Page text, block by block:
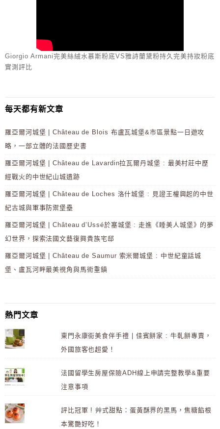
Giorgio Armani完美絲絨水慕斯粉底VS雅詩蘭黛粉持久完美持妝粉底
實測評比
每天都有新文章
羅亞爾河城堡 | Château de Blois 布盧瓦城堡&市區景點一日遊攻
略，一部立體的法國歷史書
羅亞爾河城堡 | Château de Lavardin拉瓦爾丹城堡 : 最美村莊中歷
經戰火的中世紀山城遺跡
羅亞爾河城堡 | Château de Loches 洛什城堡 : 見證王權興起的中世
紀古城與軍事防禦堡壘
羅亞爾河城堡 | Château d’Ussé於塞城堡 : 走進《睡美人城堡》的夢
幻世界，探索法國文藝復興貴族宅邸
羅亞爾河城堡 | Château de Saumur 索米爾城堡 : 中世紀童話城
堡、盧瓦河畔最美視角與馬術重鎮
熱門文章
東門永康街美食伴手禮 | 佳賓餅家 : 牛軋餅專賣，
外國旅客也超愛！
法國留學生房屋保險ADH線上申請完整教學&重要
注意事項
評比冠軍 ! 艸式甜點：蛋黃酥界的黑馬，焦糖餡根
本驚艷好吃！